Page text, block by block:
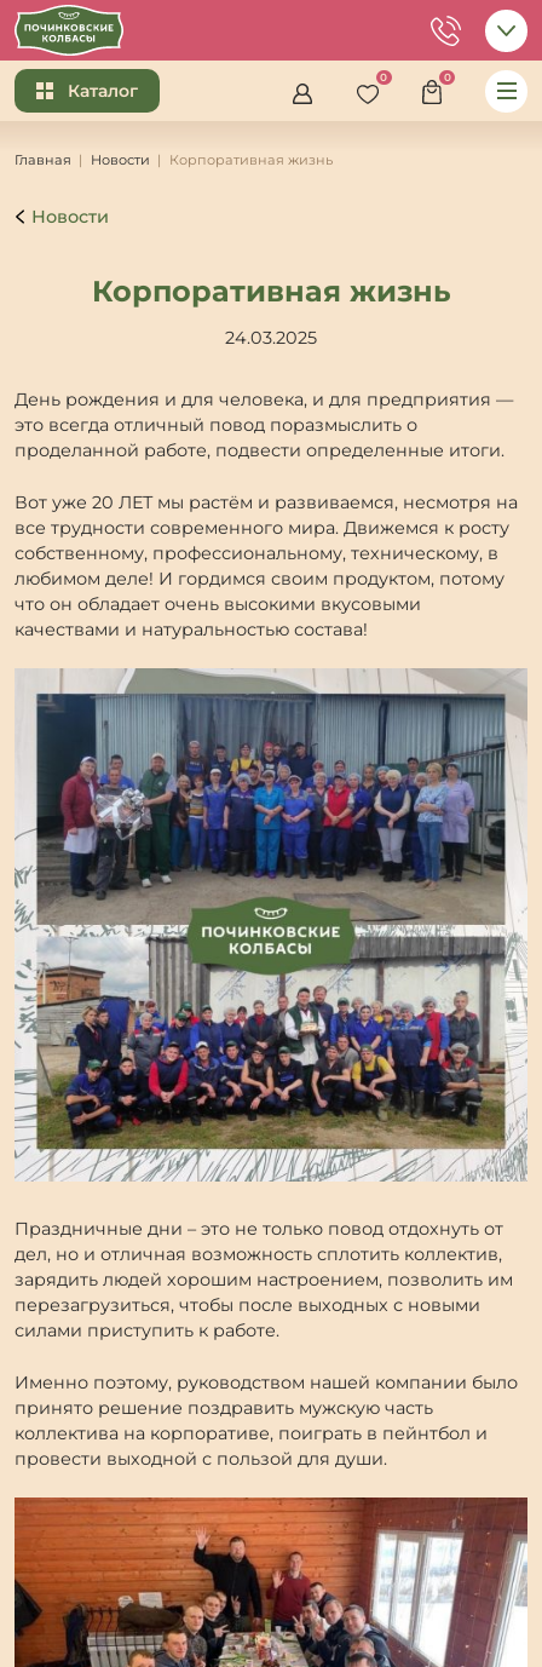
Каталог
0 0
Главная Новости Корпоративная жизнь
Новости
Корпоративная жизнь
24.03.2025
День рождения и для человека, и для предприятия —
это всегда отличный повод поразмыслить о
проделанной работе, подвести определенные итоги.
Вот уже 20 ЛЕТ мы растём и развиваемся, несмотря на
все трудности современного мира. Движемся к росту
собственному, профессиональному, техническому, в
любимом деле! И гордимся своим продуктом, потому
что он обладает очень высокими вкусовыми
качествами и натуральностью состава!
Праздничные дни – это не только повод отдохнуть от
дел, но и отличная возможность сплотить коллектив,
зарядить людей хорошим настроением, позволить им
перезагрузиться, чтобы после выходных с новыми
силами приступить к работе.
Именно поэтому, руководством нашей компании было
принято решение поздравить мужскую часть
коллектива на корпоративе, поиграть в пейнтбол и
провести выходной с пользой для души.